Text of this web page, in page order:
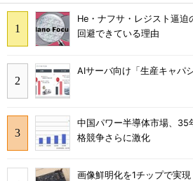
He・ナフサ・レジスト逼
回避できている理由
AIサーバ向け「生産キャパ
中国パワー半導体市場、
格競争さらに激化
画像鮮明化を1チップで実